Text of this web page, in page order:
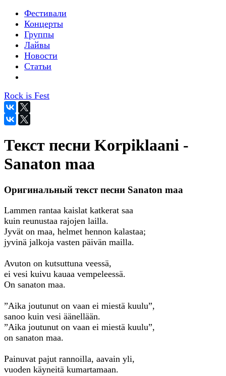
Фестивали
Концерты
Группы
Лайвы
Новости
Статьи
Rock is Fest
Текст песни Korpiklaani -
Sanaton maa
Оригинальный текст песни Sanaton maa
Lammen rantaa kaislat katkerat saa
kuin reunustaa rajojen lailla.
Jyvät on maa, helmet hennon kalastaa;
jyvinä jalkoja vasten päivän mailla.
Avuton on kutsuttuna veessä,
ei vesi kuivu kauaa vempeleessä.
On sanaton maa.
”Aika joutunut on vaan ei miestä kuulu”,
sanoo kuin vesi äänellään.
”Aika joutunut on vaan ei miestä kuulu”,
on sanaton maa.
Painuvat pajut rannoilla, aavain yli,
vuoden käyneitä kumartamaan.